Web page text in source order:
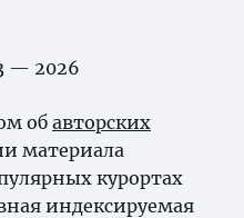
— 2026
об авторских
материала
курортах
индексируемая